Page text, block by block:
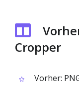
Cropper
Vorher: